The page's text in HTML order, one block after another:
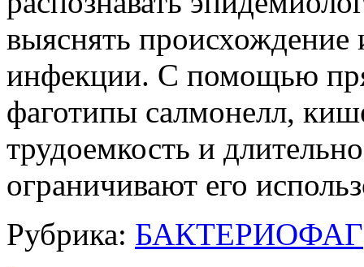
выяснять происхождение
инфекции. С помощью
фаготипы салмонелл,
трудоемкость и
ограничивают его
Рубрика: БАКТЕРИОФАГ